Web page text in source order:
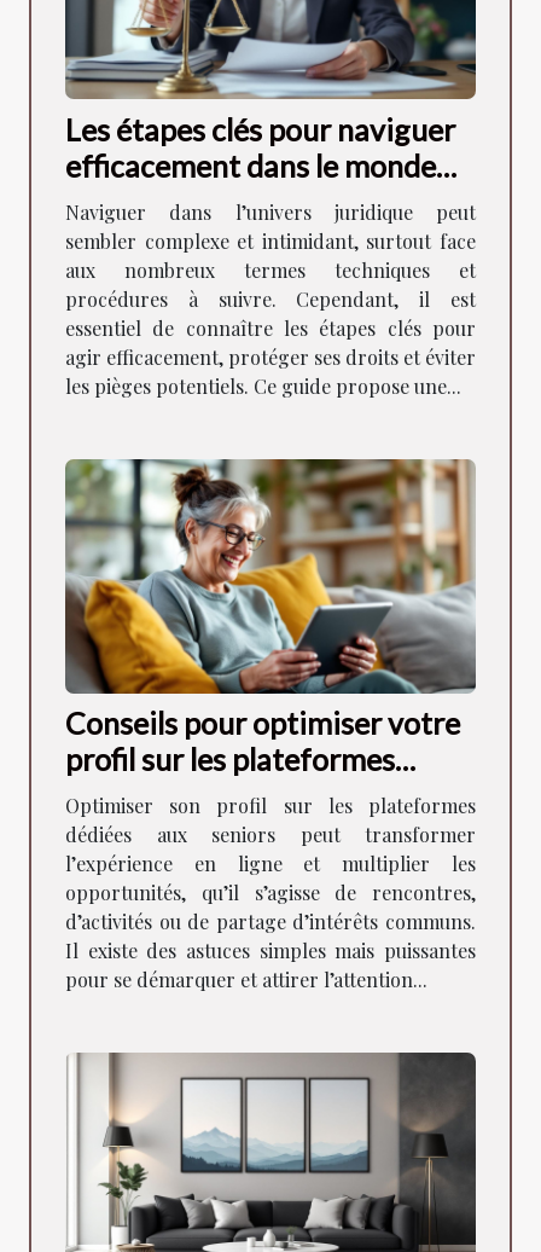
Les étapes clés pour naviguer
efficacement dans le monde
juridique
Naviguer dans l’univers juridique peut
sembler complexe et intimidant, surtout face
aux nombreux termes techniques et
procédures à suivre. Cependant, il est
essentiel de connaître les étapes clés pour
agir efficacement, protéger ses droits et éviter
les pièges potentiels. Ce guide propose une...
Conseils pour optimiser votre
profil sur les plateformes
dédiées aux seniors
Optimiser son profil sur les plateformes
dédiées aux seniors peut transformer
l’expérience en ligne et multiplier les
opportunités, qu’il s’agisse de rencontres,
d’activités ou de partage d’intérêts communs.
Il existe des astuces simples mais puissantes
pour se démarquer et attirer l’attention...